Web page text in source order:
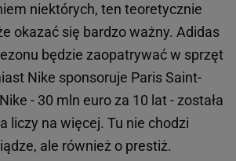
niektórych, ten teoretycznie
okazać się bardzo ważny. Adidas
będzie zaopatrywać w sprzęt
Nike sponsoruje Paris Saint-
- 30 mln euro za 10 lat - została
liczy na więcej. Tu nie chodzi
ale również o prestiż.